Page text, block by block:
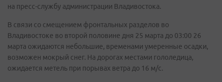
на пресс-службу администрации Владивостока.
В связи со смещением фронтальных разделов во
Владивостоке во второй половине дня 25 марта до 03:00 26
марта ожидаются небольшие, временами умеренные осадки,
возможен мокрый снег. На дорогах местами гололедица,
ожидается метель при порывах ветра до 16 м/с.